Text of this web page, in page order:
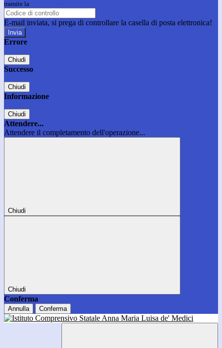
tramite la
E-mail inviata, si prega di controllare la casella di posta elettronica!
Errore
Chiudi
Successo
Chiudi
Informazione
Chiudi
Attendere...
Attendere il completamento dell'operazione...
Chiudi
Chiudi
Conferma
Annulla Conferma